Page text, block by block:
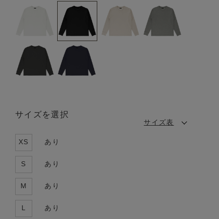
サイズを選択
サイズ表
XS あり
S あり
M あり
L あり